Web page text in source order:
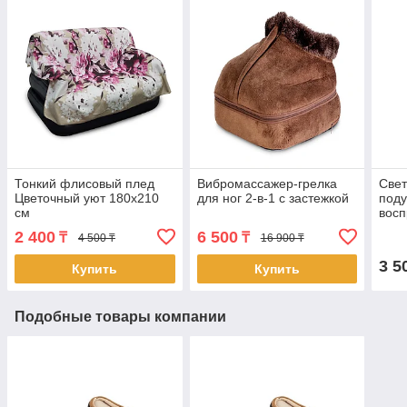
Тонкий флисовый плед
Цветочный уют 180х210
см
2 400 ₸ 4 500 ₸
Купить
Вибромассажер-грелка
для ног 2-в-1 с застежкой
6 500₸ 16 900 ₸
Купить 3
Подобные товары компании